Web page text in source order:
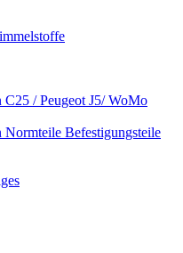
C25 / Peugeot J5/ WoMo
Normteile Befestigungsteile